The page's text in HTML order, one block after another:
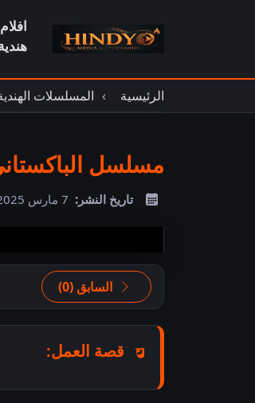
افلام
الرئيسية المسلسلات
مسلسل
تاريخ النشر: 7 مارس 2025
السابق (0)
قصة العمل: